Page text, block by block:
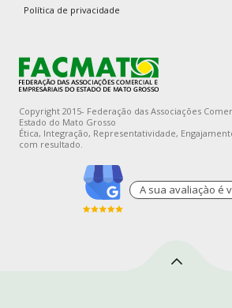
Política de privacidade
Copyright 2015- Federação das Associações
Estado do Mato Grosso
Ética, Integração, Representatividade,
com resultado.
A sua avaliaçào é